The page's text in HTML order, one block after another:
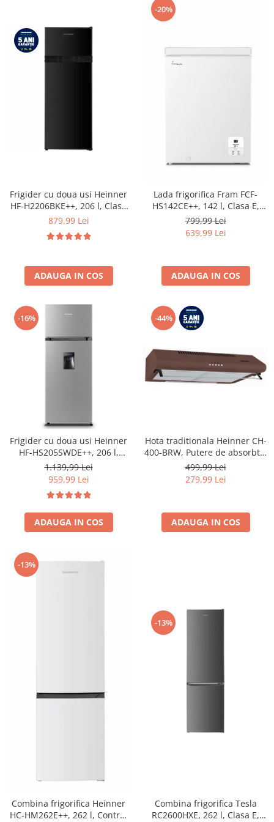
Frigider cu doua usi Heinner
HF-H2206BKE++, 206 l, Clasa
E, lumina LED, 3 rafturi de
879,99 Lei
ADAUGA IN COS
-20%
Lada frigorifica Fram FCF-
HS142CE++, 142 l, Clasa E,
Convertibil
Frigider/Congelator, Control
electronic, Display digital, Alb
799,99 Lei
639,99 Lei
ADAUGA IN COS
-16%
Frigider cu doua usi Heinner
HF-HS205SWDE++, 206 l,
Dozator de apa, Iluminare
LED, H 143.4 cm, Clasa E,
Argintiu
1.139,99 Lei
959,99 Lei
ADAUGA IN COS
-44%
Hota traditionala Heinner CH-
400-BRW, Putere de absorbtie
326.4 mc/h, 2 motoare, 60 cm,
Maro
499,99 Lei
279,99 Lei
ADAUGA IN COS
-13%
Combina frigorifica Heinner
HC-HM262E++, 262 l, Control
-13%
Combina frigorifica Tesla
RC2600HXE, 262 l, Clasa E,